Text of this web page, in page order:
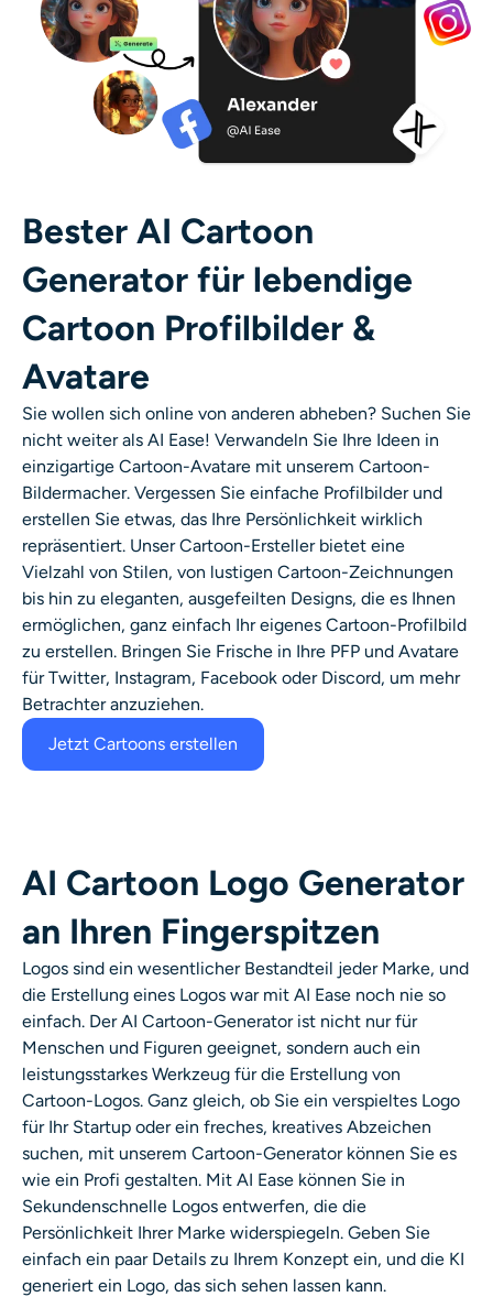
Bester AI Cartoon
Generator für lebendige
Cartoon Profilbilder &
Avatare
Sie wollen sich online von anderen abheben? Suchen Sie
nicht weiter als AI Ease! Verwandeln Sie Ihre Ideen in
einzigartige Cartoon-Avatare mit unserem Cartoon-
Bildermacher. Vergessen Sie einfache Profilbilder und
erstellen Sie etwas, das Ihre Persönlichkeit wirklich
repräsentiert. UnserCartoon-Erstellerbietet eine
Vielzahl von Stilen, von lustigen Cartoon-Zeichnungen
bis hin zu eleganten, ausgefeilten Designs, die es Ihnen
ermöglichen, ganz einfach Ihr eigenes Cartoon-Profilbild
zu erstellen. Bringen Sie Frische in Ihre PFP und Avatare
für Twitter, Instagram, Facebook oder Discord, um mehr
Betrachter anzuziehen.
Jetzt Cartoons erstellen
AI Cartoon Logo Generator
an Ihren Fingerspitzen
Logos sind ein wesentlicher Bestandteil jeder Marke, und
die Erstellung eines Logos war mit AI Ease noch nie so
einfach. DerAI Cartoon-Generatorist nicht nur für
Menschen und Figuren geeignet, sondern auch ein
leistungsstarkes Werkzeug für die Erstellung von
Cartoon-Logos. Ganz gleich, ob Sie ein verspieltes Logo
für Ihr Startup oder ein freches, kreatives Abzeichen
suchen, mit unserem Cartoon-Generator können Sie es
wie ein Profi gestalten. Mit AI Ease können Sie in
Sekundenschnelle Logos entwerfen, die die
Persönlichkeit Ihrer Marke widerspiegeln. Geben Sie
einfach ein paar Details zu Ihrem Konzept ein, und die KI
generiert ein Logo, das sich sehen lassen kann.